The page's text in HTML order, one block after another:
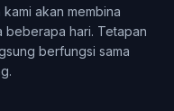
akan membina
beberapa hari. Tetapan
berfungsi sama